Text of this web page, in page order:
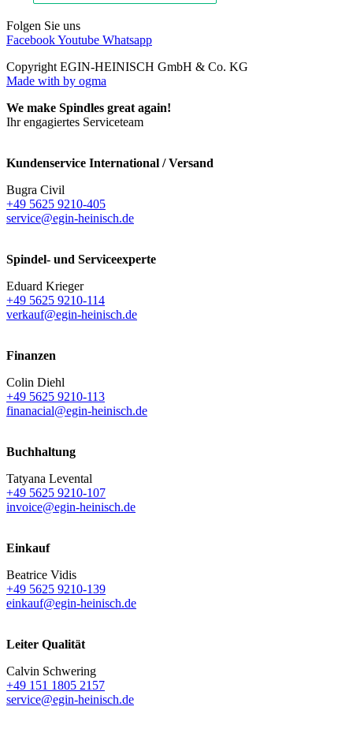
Folgen Sie uns
FacebookYoutube Whatsapp
Copyright EGIN-HEINISCH GmbH & Co. KG
Made with by ogma
We make Spindles great again!
Ihr engagiertes Serviceteam
Kundenservice International / Versand
Bugra Civil
+49 5625 9210-405
service@egin-heinisch.de
Spindel- und Serviceexperte
Eduard Krieger
+49 5625 9210-114
verkauf@egin-heinisch.de
Finanzen
Colin Diehl
+49 5625 9210-113
finanacial@egin-heinisch.de
Buchhaltung
Tatyana Levental
+49 5625 9210-107
invoice@egin-heinisch.de
Einkauf
Beatrice Vidis
+49 5625 9210-139
einkauf@egin-heinisch.de
Leiter Qualität
Calvin Schwering
+49 151 1805 2157
service@egin-heinisch.de